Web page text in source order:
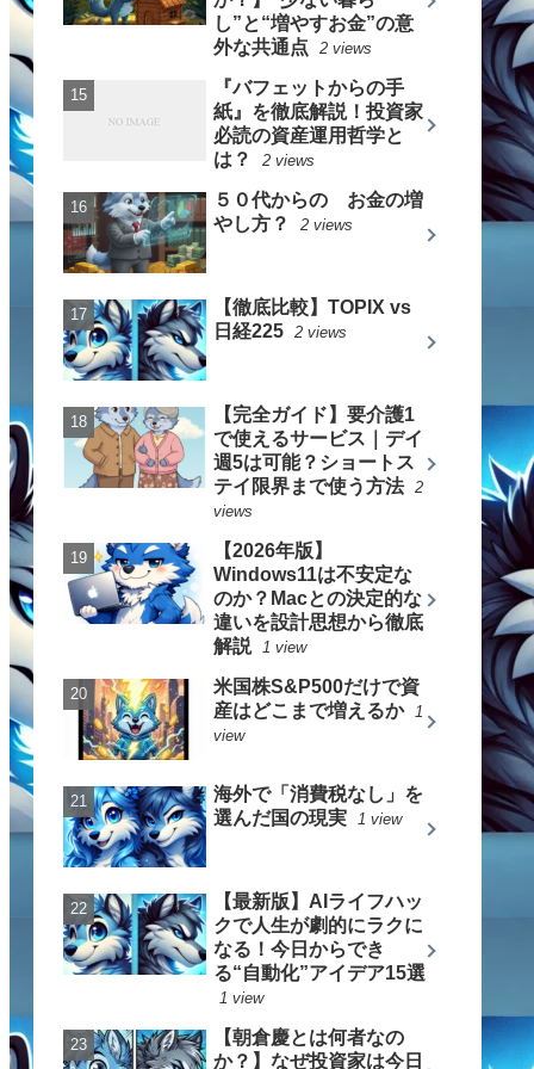
し”と“増やすお金”の意
外な共通点
2 views
『バフェットからの手
紙』を徹底解説！投資家
必読の資産運用哲学と
は？
2 views
５０代からの お金の増
やし方？
2 views
【徹底比較】TOPIX vs
日経225 2 views
【完全ガイド】要介護1
で使えるサービス｜デイ
週5は可能？ショートス
テイ限界まで使う方法 2
views
【2026年版】
Windows11は不安定な
のか？Macとの決定的な
違いを設計思想から徹底
解説
1 view
米国株S&P500だけで資
産はどこまで増えるか
1
view
海外で「消費税なし」を
選んだ国の現実
1 view
【最新版】AIライフハッ
クで人生が劇的にラクに
なる！今日からでき
る“自動化”アイデア15選
1 view
【朝倉慶とは何者なの
か？】なぜ投資家は今日